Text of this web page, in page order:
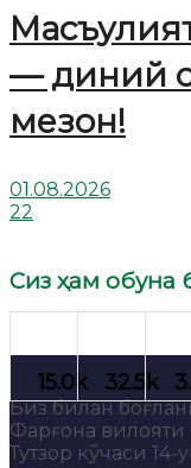
— диний
мезон!
01.08.2026
22
Сиз ҳам обуна
Биз билан
Фарғона
Тутзор кўчаси 14-